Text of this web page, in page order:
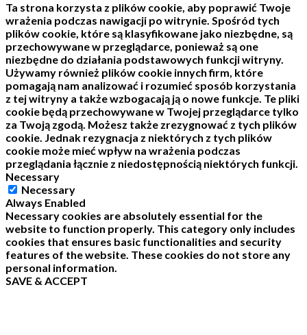
Ta strona korzysta z plików cookie, aby poprawić Twoje
wrażenia podczas nawigacji po witrynie. Spośród tych
plików cookie, które są klasyfikowane jako niezbędne, są
przechowywane w przeglądarce, ponieważ są one
niezbędne do działania podstawowych funkcji witryny.
Używamy również plików cookie innych firm, które
pomagają nam analizować i rozumieć sposób korzystania
z tej witryny a także wzbogacają ją o nowe funkcje. Te pliki
cookie będą przechowywane w Twojej przeglądarce tylko
za Twoją zgodą. Możesz także zrezygnować z tych plików
cookie. Jednak rezygnacja z niektórych z tych plików
cookie może mieć wpływ na wrażenia podczas
przeglądania łącznie z niedostępnością niektórych funkcji.
Necessary
Necessary
Always Enabled
Necessary cookies are absolutely essential for the
website to function properly. This category only includes
cookies that ensures basic functionalities and security
features of the website. These cookies do not store any
personal information.
SAVE & ACCEPT